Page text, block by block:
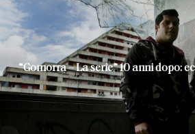
“Gomorra – La serie” 10 anni dopo: